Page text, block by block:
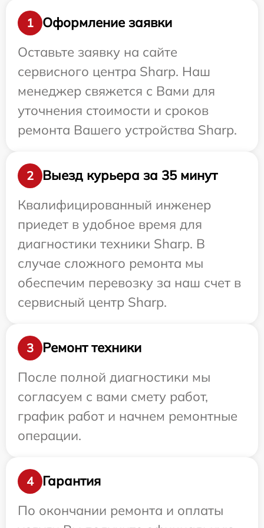
1
Оформление заявки
Оставьте заявку на сайте
сервисного центра Sharp. Наш
менеджер свяжется с Вами для
уточнения стоимости и сроков
ремонта Вашего устройства Sharp.
2
Выезд курьера за 35 минут
Квалифицированный инженер
приедет в удобное время для
диагностики техники Sharp. В
случае сложного ремонта мы
обеспечим перевозку за наш счет в
сервисный центр Sharp.
3
Ремонт техники
После полной диагностики мы
согласуем с вами смету работ,
график работ и начнем ремонтные
операции.
4
Гарантия
По окончании ремонта и оплаты